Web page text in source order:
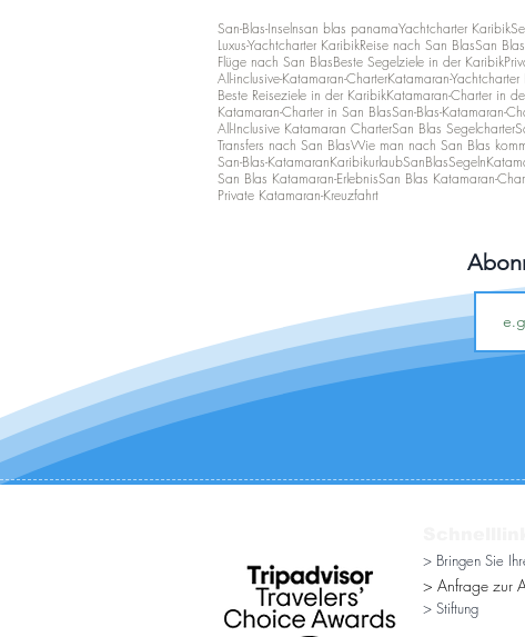
San-Blas-Inselnsan blas panamaYachtcharter Karibik
Luxus-Yachtcharter KaribikReise nach San BlasSan
Flüge nach San BlasBeste Segelziele in der Karibik
All-inclusive-Katamaran-CharterKatamaran-
Beste Reiseziele in der KaribikKatamaran-Charter in
Katamaran-Charter in San BlasSan-Blas-Katamaran-
All-Inclusive Katamaran CharterSan Blas Segelcharter
Transfers nach San BlasWie man nach San Blas
San-Blas-KatamaranKaribikurlaubSanBlasSegeln
San Blas Katamaran-ErlebnisSan Blas Katamaran-
Private Katamaran-Kreuzfahrt
> Bringen Sie
> Anfrage zur
> Stiftung